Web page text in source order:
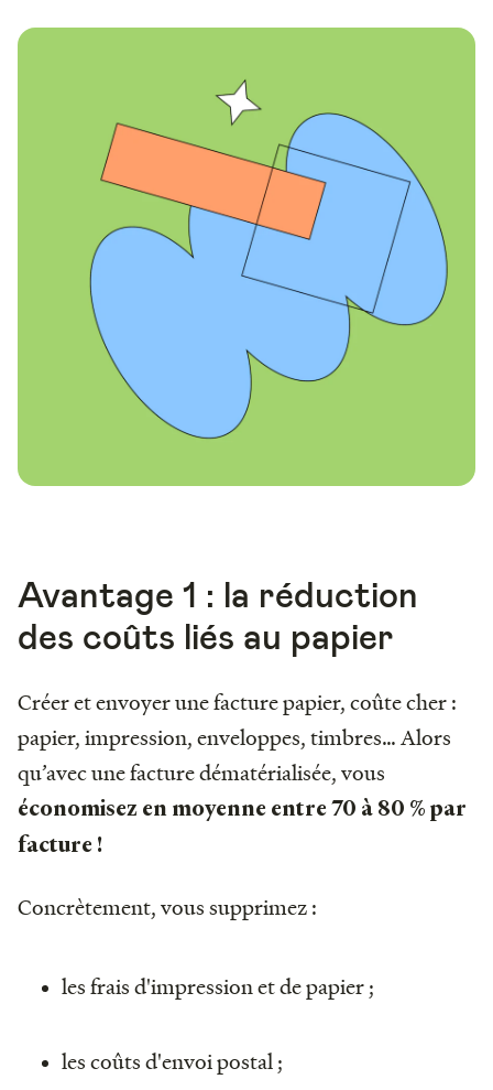
Avantage 1 : la réduction
des coûts liés au papier
Créer et envoyer une facture papier, coûte cher :
papier, impression, enveloppes, timbres… Alors
qu’avec une facture dématérialisée, vous
économisez en moyenne entre 70 à 80 % par
facture !
Concrètement, vous supprimez :
les frais d'impression et de papier ;
les coûts d'envoi postal ;